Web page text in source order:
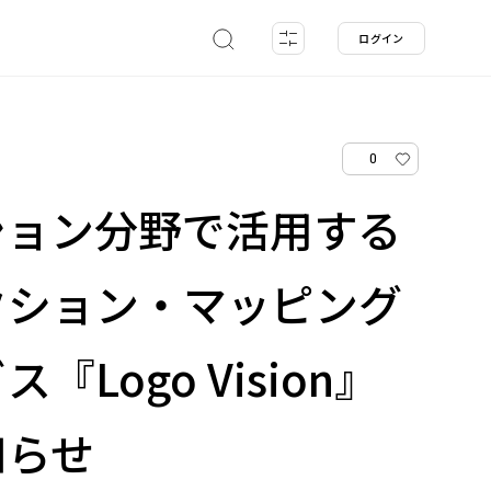
ログイン
0
ン分野で活用する
ョン・マッピング
『Logo Vision』
せ